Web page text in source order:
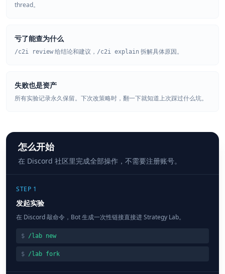
thread。
亏了能查为什么
/c2i review 给结论和建议， /c2i explain 拆解具体原因。
失败也是资产
所有实验记录永久保留。下次改策略时，翻一下就知道上次踩过什么坑。
怎么开始
在 Discord 社区里完成全部操作，不需要注册账号。
STEP 1
发起实验
在 Discord 敲命令，Bot 生成一次性链接直接进 Strategy Lab。
$ /lab new
$ /lab fork